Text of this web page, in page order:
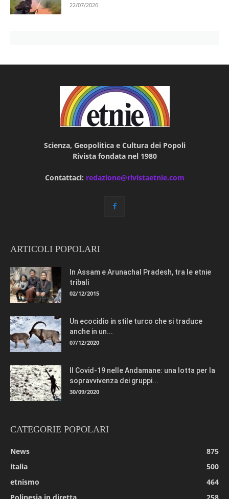
22/07/2026
Scienza, Geopolitica e Cultura dei Popoli
Rivista fondata nel 1980
Contattaci: redazione@rivistaetnie.com
ARTICOLI POPOLARI
In Assam e Arunachal Pradesh, tra le etnie
tribali
02/12/2015
Un ecocidio in stile turco che si traduce
anche in un...
07/12/2020
Il Covid-19 nelle Andamane: una lotta per la
sopravvivenza dei gruppi...
30/09/2020
CATEGORIE POPOLARI
News
875
italia
500
etnismo
464
Polinesia in diretta
258